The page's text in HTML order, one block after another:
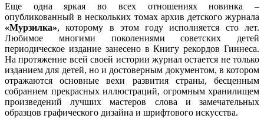
Еще одна яркая во всех отношениях новинка –
опубликованный в нескольких томах архив детского журнала
«Мурзилка», которому в этом году исполняется сто лет.
Любимое многими поколениями советских детей
периодическое издание занесено в Книгу рекордов Гиннеса.
На протяжение всей своей истории журнал остается не только
изданием для детей, но и достоверным документом, в котором
отражаются основные вехи развития страны, бесценным
собранием прекрасных иллюстраций, огромным хранилищем
произведений лучших мастеров слова и замечательных
образцов графического дизайна и шрифтового искусства.